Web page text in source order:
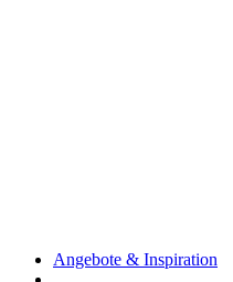
Angebote & Inspiration